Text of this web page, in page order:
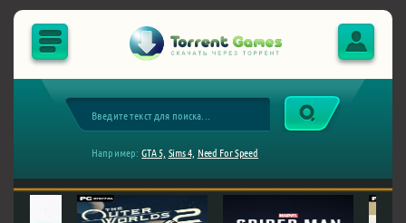
Например: GTA 5, Sims 4, Need For Speed